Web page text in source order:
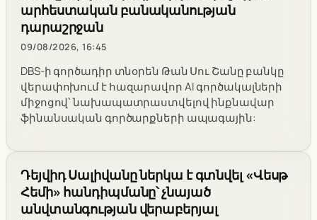
արհեստական բանականության
դարաշրջան
09/08/2026, 16:45
DBS-ի գործադիր տնօրեն Թան Սու Շանը բանկը
վերափոխում է հազարավոր AI գործակալների
միջոցով՝ նախապատրաստվելով ինքնավար
ֆինանսական գործարքների ապագային:
Դեյվիդ Սալիվանը ներկա է գտնվել «Վեսթ
Հեմի» հանդիպմանը՝ չնայած
անվտանգության վերաբերյալ